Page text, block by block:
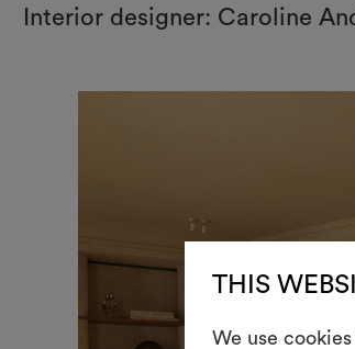
THIS
We use
Interior designer: Caroline